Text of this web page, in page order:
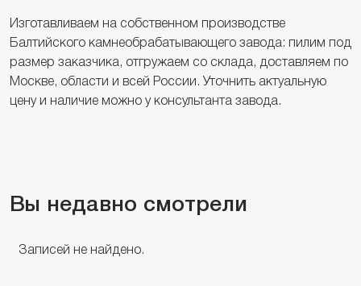
Изготавливаем на собственном производстве
Балтийского камнеобрабатывающего завода: пилим под
размер заказчика, отгружаем со склада, доставляем по
Москве, области и всей России. Уточнить актуальную
цену и наличие можно у консультанта завода.
Вы недавно смотрели
Записей не найдено.